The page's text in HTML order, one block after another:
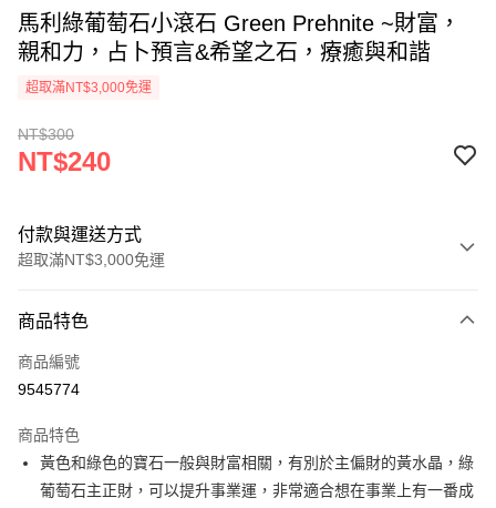
馬利綠葡萄石小滾石 Green Prehnite ~財富，
親和力，占卜預言&希望之石，療癒與和諧
超取滿NT$3,000免運
NT$300
NT$240
付款與運送方式
超取滿NT$3,000免運
信用卡一次付款
超商取貨付款
Apple Pay
街口支付
商品特色
商品編號
9545774
商品特色
黃色和綠色的寶石一般與財富相關，有別於主偏財的黃水晶，綠
葡萄石主正財，可以提升事業運，非常適合想在事業上有一番成